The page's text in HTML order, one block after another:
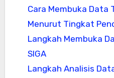
Cara Membuka Data
Menurut Tingkat
Langkah Membuka
SIGA
Langkah Analisis